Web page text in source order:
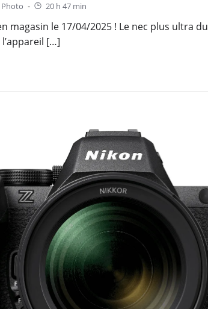
Photo - 20 h 47 min
magasin le 17/04/2025 ! Le nec plus ultra du
[…]